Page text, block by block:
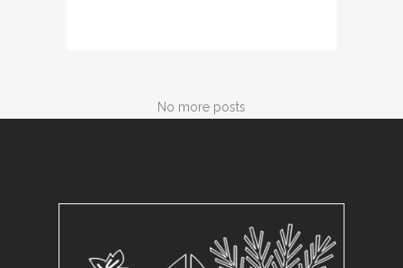
No more posts